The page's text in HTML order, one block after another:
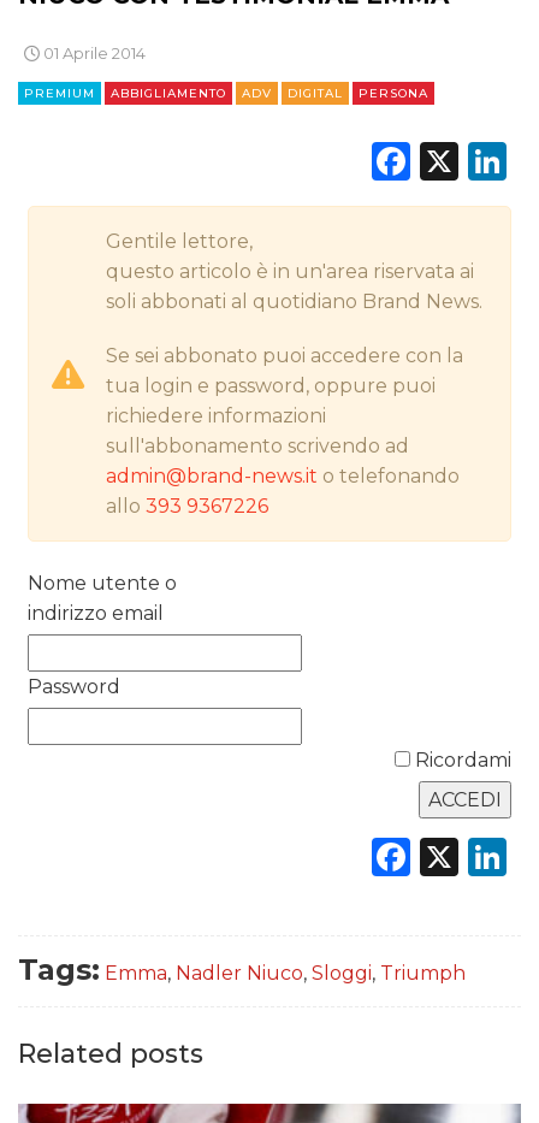
EDITORIA
RADIO / AUDIO
DATI
RICERCHE
PREVISIONI/SCENARI
NORMATIVE
01 Aprile 2014
PREMIUM ABBIGLIAMENTO ADV DIGITAL PERSONA
X
Gentile lettore,
questo articolo è in un'area riservata ai
soli abbonati al quotidiano Brand News.
Se sei abbonato puoi accedere con la
tua login e password, oppure puoi
richiedere informazioni
sull'abbonamento scrivendo ad
admin@brand-news.it o telefonando
allo393 9367226
Nome utente o
indirizzo email
Password
Ricordami
X
Tags: Emma, Nadler Niuco, Sloggi, Triumph
Related posts